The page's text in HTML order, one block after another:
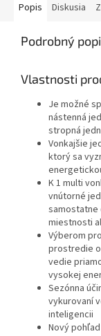
Popis Diskusia
Podrobný
Vlastnosti
Je možné
nástenná
stropná
Vonkajšie
ktorý sa
K 1 multi
vnútorné
samostatne
miestnosti
Výberom
prostredie o
vedie
vysokej
Sezónna
vykurovaní
inteligencii
Nový